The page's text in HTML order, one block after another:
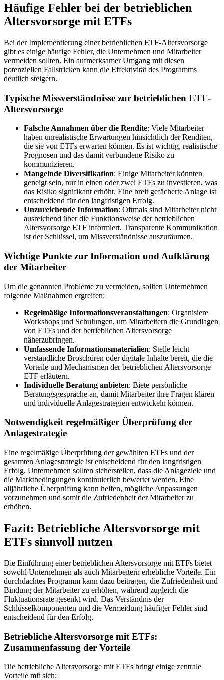
Häufige Fehler bei der betrieblichen
Altersvorsorge mit ETFs
Bei der Implementierung einer betrieblichen ETF-Altersvorsorge
gibt es einige häufige Fehler, die Unternehmen und Mitarbeiter
vermeiden sollten. Ein aufmerksamer Umgang mit diesen
potenziellen Fallstricken kann die Effektivität des Programms
deutlich steigern.
Typische Missverständnisse zur betrieblichen ETF-
Altersvorsorge
Falsche Annahmen über die Rendite: Viele Mitarbeiter
haben unrealistische Erwartungen hinsichtlich der Renditen,
die sie von ETFs erwarten können. Es ist wichtig, realistische
Prognosen und das damit verbundene Risiko zu
kommunizieren.
Mangelnde Diversifikation: Einige Mitarbeiter könnten
geneigt sein, nur in einen oder zwei ETFs zu investieren, was
das Risiko signifikant erhöht. Eine breit gefächerte Anlage ist
entscheidend für den langfristigen Erfolg.
Unzureichende Information: Oftmals sind Mitarbeiter nicht
ausreichend über die Funktionsweise der betrieblichen
Altersvorsorge ETF informiert. Transparente Kommunikation
ist der Schlüssel, um Missverständnisse auszuräumen.
Wichtige Punkte zur Information und Aufklärung
der Mitarbeiter
Um die genannten Probleme zu vermeiden, sollten Unternehmen
folgende Maßnahmen ergreifen:
Regelmäßige Informationsveranstaltungen: Organisiere
Workshops und Schulungen, um Mitarbeitern die Grundlagen
von ETFs und der betrieblichen Altersvorsorge
näherzubringen.
Umfassende Informationsmaterialien: Stelle leicht
verständliche Broschüren oder digitale Inhalte bereit, die die
Vorteile und Mechanismen der betrieblichen Altersvorsorge
ETF erläutern.
Individuelle Beratung anbieten: Biete persönliche
Beratungsgespräche an, damit Mitarbeiter ihre Fragen klären
und individuelle Anlagestrategien entwickeln können.
Notwendigkeit regelmäßiger Überprüfung der
Anlagestrategie
Eine regelmäßige Überprüfung der gewählten ETFs und der
gesamten Anlagestrategie ist entscheidend für den langfristigen
Erfolg. Unternehmen sollten sicherstellen, dass die Anlageziele und
die Marktbedingungen kontinuierlich bewertet werden. Eine
alljährliche Überprüfung kann helfen, mögliche Anpassungen
vorzunehmen und somit die Zufriedenheit der Mitarbeiter zu
erhöhen.
Fazit: Betriebliche Altersvorsorge mit
ETFs sinnvoll nutzen
Die Einführung einer betrieblichen Altersvorsorge mit ETFs bietet
sowohl Unternehmen als auch Mitarbeitern erhebliche Vorteile. Ein
durchdachtes Programm kann dazu beitragen, die Zufriedenheit und
Bindung der Mitarbeiter zu erhöhen, während zugleich die
Fluktuationsrate gesenkt wird. Das Verständnis der
Schlüsselkomponenten und die Vermeidung häufiger Fehler sind
entscheidend für den Erfolg.
Betriebliche Altersvorsorge mit ETFs:
Zusammenfassung der Vorteile
Die betriebliche Altersvorsorge mit ETFs bringt einige zentrale
Vorteile mit sich: